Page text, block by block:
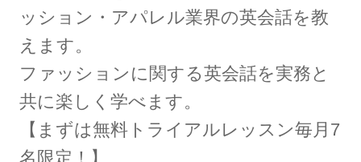
ッション・アパレル業界の英会話を教
えます。
ファッションに関する英会話を実務と
共に楽しく学べます。
【まずは無料トライアルレッスン毎月7
名限定！】